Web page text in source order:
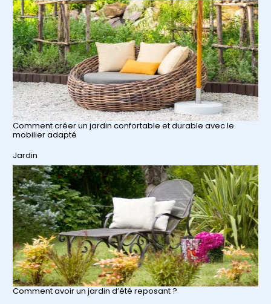
Comment créer un jardin confortable et durable avec le
mobilier adapté
Par rapport à
Jardin
Comment avoir un jardin d’été reposant ?